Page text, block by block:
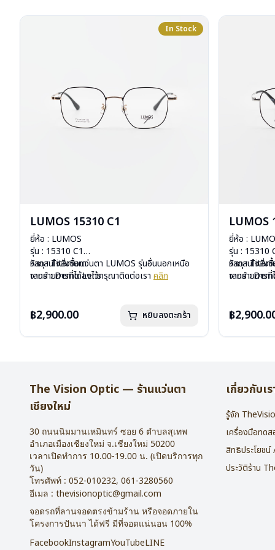
In Stock
LUMOS 15310 C1
ยี่ห้อ : LUMOS
รุ่น : 15310 C1
วัสดุ : Titanium
เลนส์ : Demo Lens
อุปกรณ์ : กล่องแว่น , ผ้าเช็ดแว่น
หากสนใจสั่งชื้อแว่นตา LUMOS รุ่นอื่นนอกเหนือ
จากรายการที่ได้ลงไว้กรุณาติดต่อเรา คลิก
฿2,900.00 หยิบลงตะกร้า
LUMOS
ยี่ห้อ :
รุ่น : 15310
วัสดุ :
เลนส์ :
อุปกรณ์ : กล่
หากสนใจสั่ง
จากรายการ
฿
The Vision Optic — ร้านแว่นตา
เชียงใหม่
30 ถนนนิมมานเหมินทร์ ซอย 6 ตำบลสุเทพ
อำเภอเมืองเชียงใหม่ จ.เชียงใหม่ 50200
เวลาเปิดทำการ 10.00-19.00 น. (เปิดบริการทุก
วัน)
โทรศัพท์ : 052-010232, 061-3280560
อีเมล : thevisionoptic@gmail.com
จอดรถที่ลานจอดตรงข้ามร้าน หรือจอดภายใน
โครงการปันนา ได้ฟรี มีที่จอดแน่นอน 100%
FacebookInstagramYouTubeLINE
เกี่ยวกับเร
รู้จัก
เครื่องมือทดส
สิทธิประโยชน์
ประวัติร้าน